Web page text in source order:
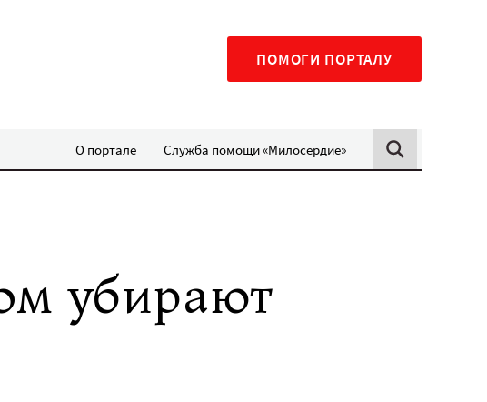
ПОМОГИ ПОРТАЛУ
О портале Служба помощи «Милосердие»
убирают